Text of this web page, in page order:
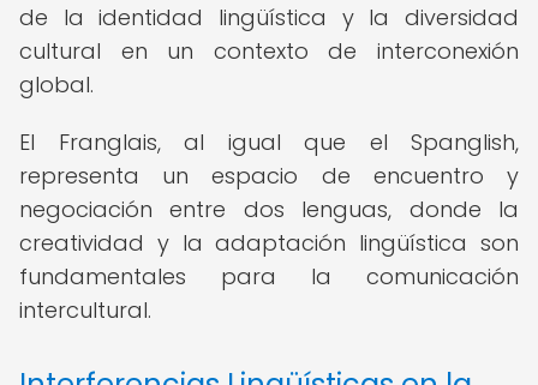
de la identidad lingüística y la diversidad
cultural en un contexto de interconexión
global.
El Franglais, al igual que el Spanglish,
representa un espacio de encuentro y
negociación entre dos lenguas, donde la
creatividad y la adaptación lingüística son
fundamentales para la comunicación
intercultural.